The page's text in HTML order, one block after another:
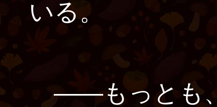
いる。
――もっとも